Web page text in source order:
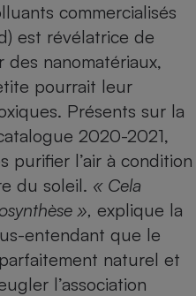
commercialisés
est révélatrice de
des nanomatériaux,
pourrait leur
. Présents sur la
2020-2021,
purifier l’air à condition
du soleil. « Cela
», explique la
entendant que le
naturel et
l’association
Supermarché - Drive
Complément
alimentaire
Assurance emprunteur
Comparateur auto
Comparatif aspirateur
Comparatif aspirateur
Comparatif cafetière
Comparatif robot cuiseur
Comparatif centrale
Gros électroménager
Petit électroménager -
Comparatif ultrabook
Comparatif tablette
Image et son
Informatique
Internet
Téléphonie
Aménagement
Bricolage - Jardinage
Chauffage
Produit d'entretien
Sécurité domestique
Maladie - Médecine -
Système de santé -
Mutuelle
Retraite
Testez le débit de votre